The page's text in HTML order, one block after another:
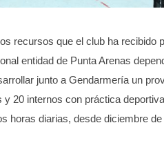
recursos que el club ha recibido
entidad de Punta Arenas
junto a Gendarmería un
20 internos con práctica
horas diarias, desde diciembre